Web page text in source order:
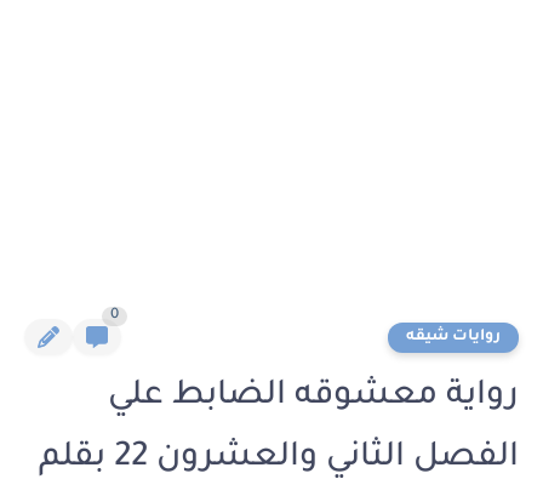
روايات شيقه
0
رواية معشوقه الضابط علي
الفصل الثاني والعشرون 22 بقلم